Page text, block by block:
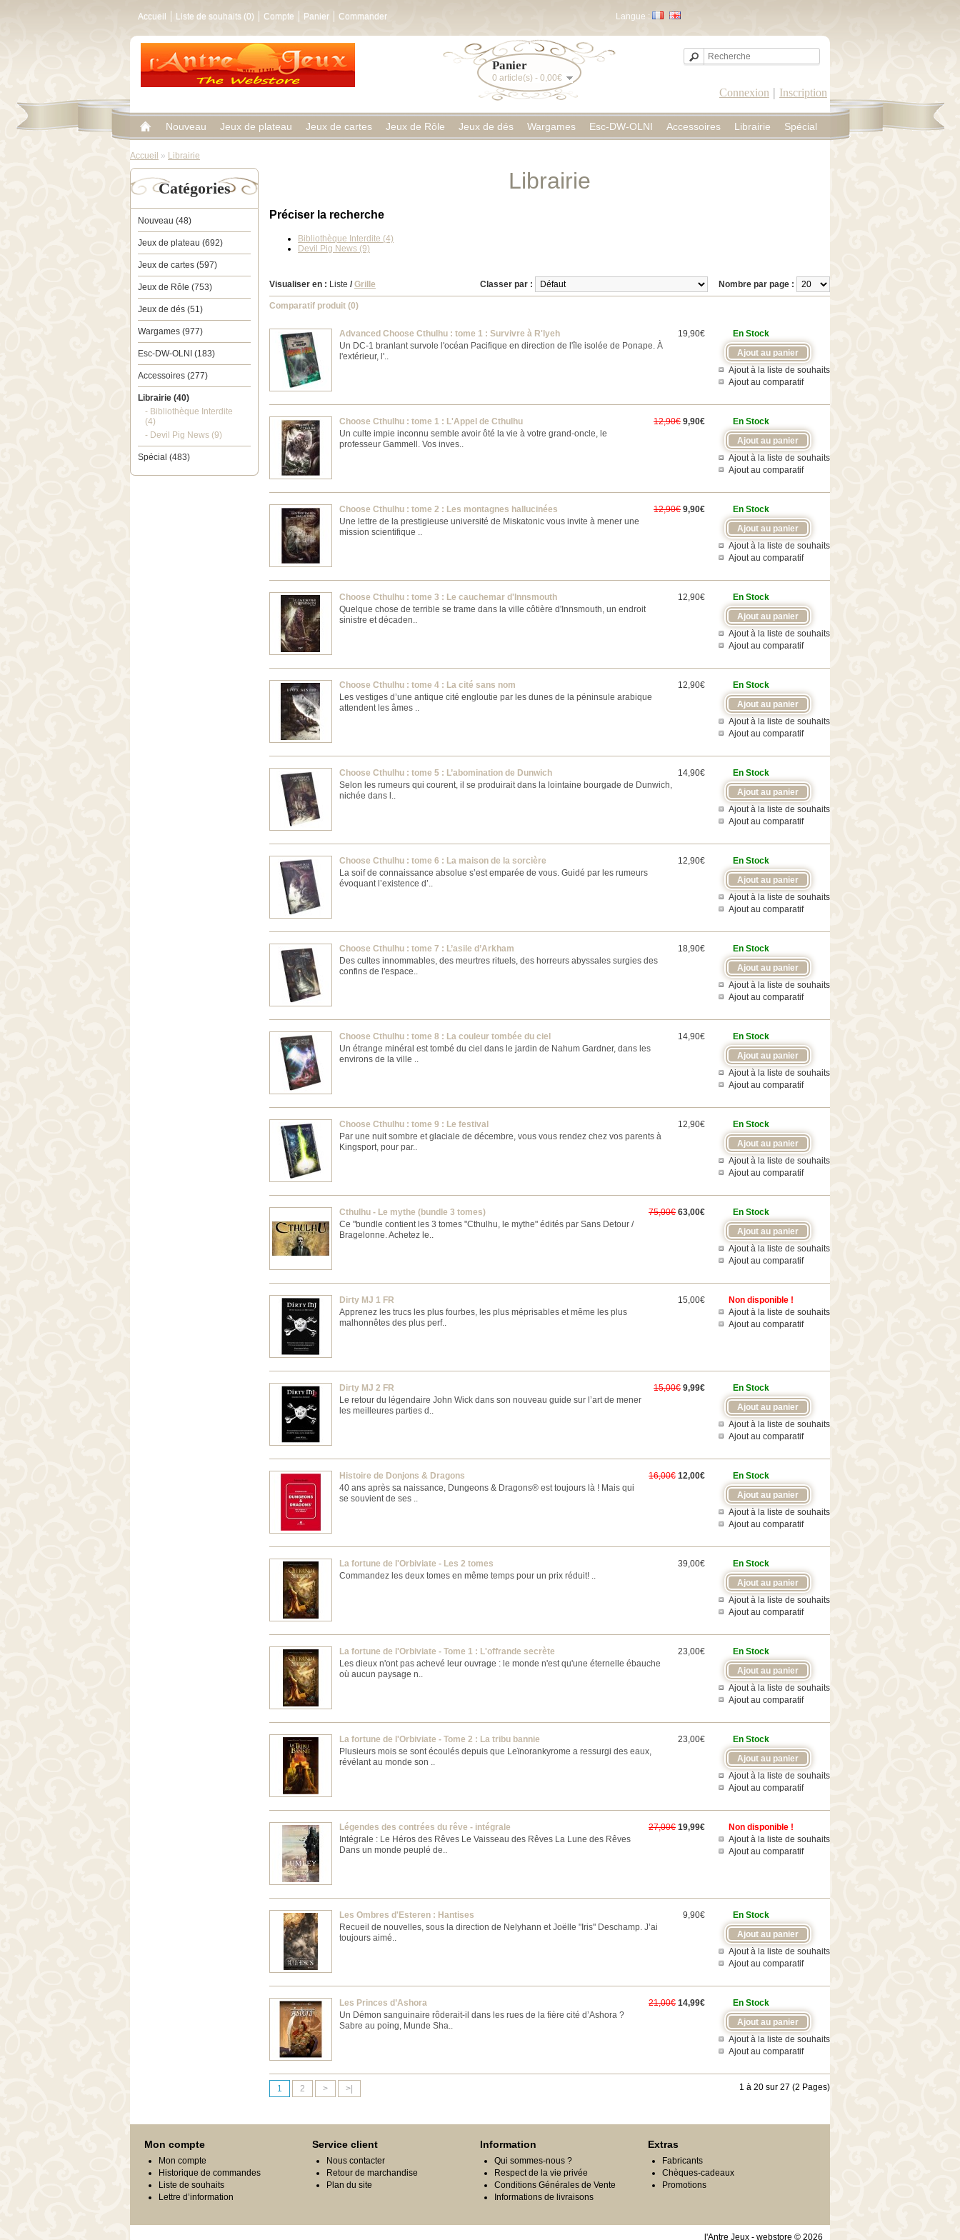
Langue :
Panier
0 article(s) - 0,00€
Connexion | Inscription
Accueil Liste de souhaits (0) Compte Panier Commander
Nouveau Jeux de plateau Jeux de cartes Jeux de Rôle Jeux de dés Wargames Esc-DW-OLNI Accessoires Librairie Spécial
Accueil » Librairie
Catégories
Nouveau (48)
Jeux de plateau (692)
Jeux de cartes (597)
Jeux de Rôle (753)
Jeux de dés (51)
Wargames (977)
Esc-DW-OLNI (183)
Accessoires (277)
Librairie (40)
- Bibliothèque Interdite
(4)
- Devil Pig News (9)
Spécial (483)
Librairie
Préciser la recherche
Bibliothèque Interdite (4)
Devil Pig News (9)
Visualiser en : Liste / Grille Nombre par page :
Classer par :
Comparatif produit (0)
En Stock
Ajout à la liste de souhaits
Ajout au comparatif
19,90€
Advanced Choose Cthulhu : tome 1 : Survivre à R'lyeh
Un DC-1 branlant survole l'océan Pacifique en direction de l'île isolée de Ponape. À
l'extérieur, l'..
En Stock
Ajout à la liste de souhaits
Ajout au comparatif
12,90€ 9,90€
Choose Cthulhu : tome 1 : L'Appel de Cthulhu
Un culte impie inconnu semble avoir ôté la vie à votre grand-oncle, le
professeur Gammell. Vos inves..
En Stock
Ajout à la liste de souhaits
Ajout au comparatif
12,90€ 9,90€
Choose Cthulhu : tome 2 : Les montagnes hallucinées
Une lettre de la prestigieuse université de Miskatonic vous invite à mener une
mission scientifique ..
En Stock
Ajout à la liste de souhaits
Ajout au comparatif
12,90€
Choose Cthulhu : tome 3 : Le cauchemar d'Innsmouth
Quelque chose de terrible se trame dans la ville côtière d'Innsmouth, un endroit
sinistre et décaden..
En Stock
Ajout à la liste de souhaits
Ajout au comparatif
12,90€
Choose Cthulhu : tome 4 : La cité sans nom
Les vestiges d’une antique cité engloutie par les dunes de la péninsule arabique
attendent les âmes ..
En Stock
Ajout à la liste de souhaits
Ajout au comparatif
14,90€
Choose Cthulhu : tome 5 : L’abomination de Dunwich
Selon les rumeurs qui courent, il se produirait dans la lointaine bourgade de Dunwich,
nichée dans l..
En Stock
Ajout à la liste de souhaits
Ajout au comparatif
12,90€
Choose Cthulhu : tome 6 : La maison de la sorcière
La soif de connaissance absolue s’est emparée de vous. Guidé par les rumeurs
évoquant l’existence d’..
En Stock
Ajout à la liste de souhaits
Ajout au comparatif
18,90€
Choose Cthulhu : tome 7 : L’asile d’Arkham
Des cultes innommables, des meurtres rituels, des horreurs abyssales surgies des
confins de l'espace..
En Stock
Ajout à la liste de souhaits
Ajout au comparatif
14,90€
Choose Cthulhu : tome 8 : La couleur tombée du ciel
Un étrange minéral est tombé du ciel dans le jardin de Nahum Gardner, dans les
environs de la ville ..
En Stock
Ajout à la liste de souhaits
Ajout au comparatif
12,90€
Choose Cthulhu : tome 9 : Le festival
Par une nuit sombre et glaciale de décembre, vous vous rendez chez vos parents à
Kingsport, pour par..
En Stock
Ajout à la liste de souhaits
Ajout au comparatif
75,00€ 63,00€
Cthulhu - Le mythe (bundle 3 tomes)
Ce "bundle contient les 3 tomes "Cthulhu, le mythe" édités par Sans Detour /
Bragelonne. Achetez le..
Non disponible !
Ajout à la liste de souhaits
Ajout au comparatif
15,00€
Dirty MJ 1 FR
Apprenez les trucs les plus fourbes, les plus méprisables et même les plus
malhonnêtes des plus perf..
En Stock
Ajout à la liste de souhaits
Ajout au comparatif
15,00€ 9,99€
Dirty MJ 2 FR
Le retour du légendaire John Wick dans son nouveau guide sur l’art de mener
les meilleures parties d..
En Stock
Ajout à la liste de souhaits
Ajout au comparatif
16,00€ 12,00€
Histoire de Donjons & Dragons
40 ans après sa naissance, Dungeons & Dragons® est toujours là ! Mais qui
se souvient de ses ..
En Stock
Ajout à la liste de souhaits
Ajout au comparatif
39,00€
La fortune de l'Orbiviate - Les 2 tomes
Commandez les deux tomes en même temps pour un prix réduit! ..
En Stock
Ajout à la liste de souhaits
Ajout au comparatif
23,00€
La fortune de l'Orbiviate - Tome 1 : L'offrande secrète
Les dieux n'ont pas achevé leur ouvrage : le monde n'est qu'une éternelle ébauche
où aucun paysage n..
En Stock
Ajout à la liste de souhaits
Ajout au comparatif
23,00€
La fortune de l'Orbiviate - Tome 2 : La tribu bannie
Plusieurs mois se sont écoulés depuis que Leïnorankyrome a ressurgi des eaux,
révélant au monde son ..
Non disponible !
Ajout à la liste de souhaits
Ajout au comparatif
27,00€ 19,99€
Légendes des contrées du rêve - intégrale
Intégrale : Le Héros des Rêves Le Vaisseau des Rêves La Lune des Rêves
Dans un monde peuplé de..
En Stock
Ajout à la liste de souhaits
Ajout au comparatif
9,90€
Les Ombres d'Esteren : Hantises
Recueil de nouvelles, sous la direction de Nelyhann et Joëlle "Iris" Deschamp. J’ai
toujours aimé..
En Stock
Ajout à la liste de souhaits
Ajout au comparatif
21,00€ 14,99€
Les Princes d’Ashora
Un Démon sanguinaire rôderait-il dans les rues de la fière cité d’Ashora ?
Sabre au poing, Munde Sha..
1 2 > >| 1 à 20 sur 27 (2 Pages)
Mon compte
Mon compte
Historique de commandes
Liste de souhaits
Lettre d’information
Service client
Nous contacter
Retour de marchandise
Plan du site
Information
Qui sommes-nous ?
Respect de la vie privée
Conditions Générales de Vente
Informations de livraisons
Extras
Fabricants
Chèques-cadeaux
Promotions
l'Antre Jeux - webstore © 2026